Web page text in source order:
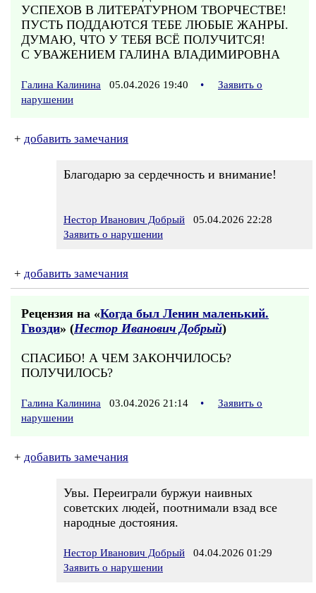
УСПЕХОВ В ЛИТЕРАТУРНОМ ТВОРЧЕСТВЕ!
ПУСТЬ ПОДДАЮТСЯ ТЕБЕ ЛЮБЫЕ ЖАНРЫ.
ДУМАЮ, ЧТО У ТЕБЯ ВСЁ ПОЛУЧИТСЯ!
С УВАЖЕНИЕМ ГАЛИНА ВЛАДИМИРОВНА
Галина Калинина 05.04.2026 19:40 •
Заявить о
нарушении
+ добавить замечания
Благодарю за сердечность и внимание!
Нестор Иванович Добрый 05.04.2026 22:28
Заявить о нарушении
+ добавить замечания
Рецензия на «Когда был Ленин маленький.
Гвозди» (Нестор Иванович Добрый)
СПАСИБО! А ЧЕМ ЗАКОНЧИЛОСЬ?
ПОЛУЧИЛОСЬ?
Галина Калинина 03.04.2026 21:14 •
Заявить о
нарушении
+ добавить замечания
Увы. Переиграли буржуи наивных
советских людей, поотнимали взад все
народные достояния.
Нестор Иванович Добрый 04.04.2026 01:29
Заявить о нарушении